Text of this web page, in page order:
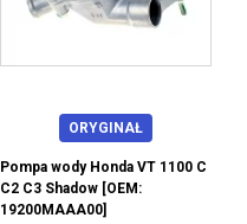
ORYGINAŁ
Pompa wody Honda VT 1100 C
C2 C3 Shadow [OEM:
19200MAAA00]